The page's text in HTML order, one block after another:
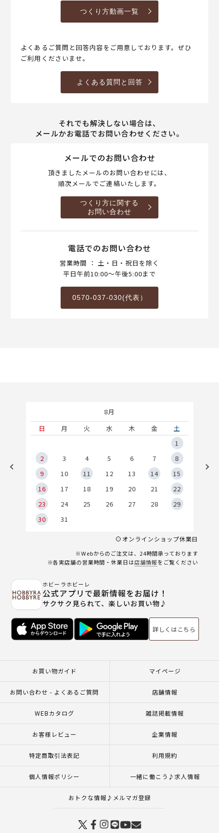
つくり方動画一覧
よくあるご質問と回答内容をご用意しております。ぜひ
ご利用くださいませ。
よくある質問と回答
それでも解決しない場合は、
メールかお電話でお問い合わせください。
メールでのお問い合わせ
頂きましたメールのお問い合わせには、
順次メールでご連絡いたします。
つくり方に関する
お問い合わせ
電話でのお問い合わせ
営業時間 ： 土・日・祝日を除く
平日午前10:00～午後5:00まで
0570-037-030(代表）
8月
日
月 火 水 木 金
土
1
2
3 4 5 6 7
8
9
10 11 12 13 14
15
16
17 18 19 20 21
22
23
24 25 26 27 28
29
30
31
オンラインショップ休業日
※Webからのご注文は、24時間承っております
※各実店舗の営業時間・休業日は店舗情報をご覧ください
ホビーラホビーレ
公式アプリで最新情報をお届け！
サクサク見られて、楽しいお買い物♪
詳しくはこちら
お買い物ガイド マイページ
お問い合わせ - よくあるご質問 店舗情報
WEBカタログ 雑誌掲載情報
お客様レビュー 企業情報
特定商取引法表記 利用規約
個人情報ポリシー 一緒に働こう♪求人情報
おトクな情報♪メルマガ登録